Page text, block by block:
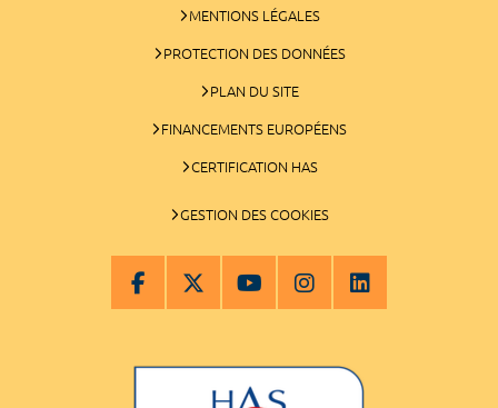
MENTIONS LÉGALES
PROTECTION DES DONNÉES
PLAN DU SITE
FINANCEMENTS EUROPÉENS
CERTIFICATION HAS
GESTION DES COOKIES